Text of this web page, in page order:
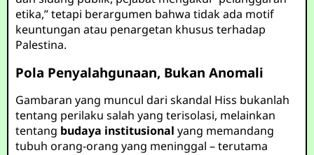
etika,” tetapi berargumen bahwa tidak ada motif
keuntungan atau penargetan khusus terhadap
Palestina.
Pola Penyalahgunaan, Bukan Anomali
Gambaran yang muncul dari skandal Hiss bukanlah
tentang perilaku salah yang terisolasi, melainkan
tentang budaya institusional yang memandang
tubuh orang-orang yang meninggal – terutama